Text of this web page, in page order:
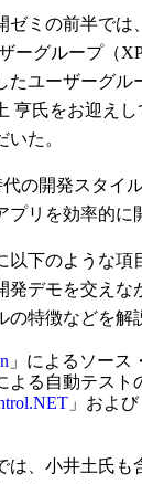
ミの前半では
ーグループ（
たユーザーグル
亨氏をお迎え
た。
代の開発スタイ
プリを効率的に
下のような項
発デモを交えな
の特徴などを解
」によるソース
よる自動テスト
」および
、小井土氏も